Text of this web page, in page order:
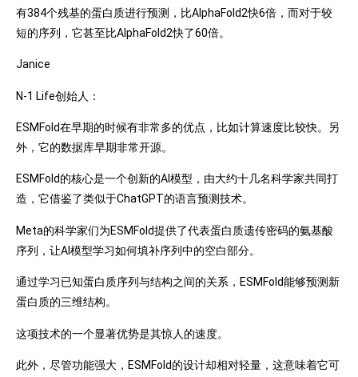
有384个残基的蛋白质进行预测，比AlphaFold2快6倍，而对于较
短的序列，它甚至比AlphaFold2快了60倍。
Janice
N-1 Life创始人：
ESMFold在早期的时候有非常多的优点，比如计算速度比较快。另
外，它的数据库早期非常开源。
ESMFold的核心是一个创新的AI模型，由大约十几名科学家共同打
造，它借鉴了类似于ChatGPT的语言预测技术。
Meta的科学家们为ESMFold提供了代表蛋白质遗传密码的氨基酸
序列，让AI模型学习如何填补序列中的空白部分。
通过学习已知蛋白质序列与结构之间的关系，ESMFold能够预测新
蛋白质的三维结构。
这项技术的一个显著优势是其惊人的速度。
此外，尽管功能强大，ESMFold的设计却相对轻量，这意味着它可